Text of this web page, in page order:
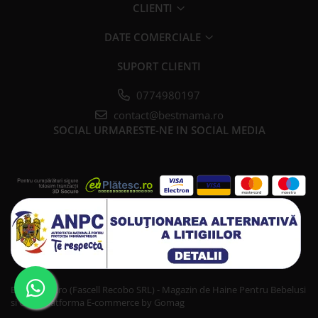
CLIENTI
DATE COMERCIALE
SUPORT CLIENTI
0774980197
contact@bestmama.ro
SOCIAL URMARESTE-NE IN SOCIAL MEDIA
Bestmama.ro (Fascell Recobo SRL) - Magazin de Haine Pentru Bebelusi
si Copii
Platforma E-commerce by Gomag